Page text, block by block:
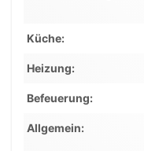
Küche
Heizung
Befeuerung
Allgemein